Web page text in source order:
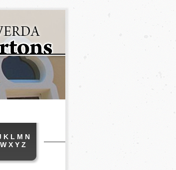
K L M N
W X Y Z